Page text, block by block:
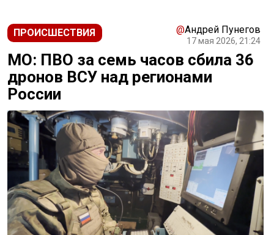
ПРОИСШЕСТВИЯ @Андрей Пунегов
17 мая 2026, 21:24
МО: ПВО за семь часов сбила 36
дронов ВСУ над регионами
России